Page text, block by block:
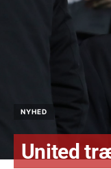
NYHED
United